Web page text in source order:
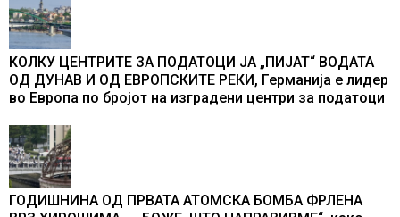
КОЛКУ ЦЕНТРИТЕ ЗА ПОДАТОЦИ ЈА „ПИЈАТ“ ВОДАТА
ОД ДУНАВ И ОД ЕВРОПСКИТЕ РЕКИ, Германија е лидер
во Европа по бројот на изградени центри за податоци
ГОДИШНИНА ОД ПРВАТА АТОМСКА БОМБА ФРЛЕНА